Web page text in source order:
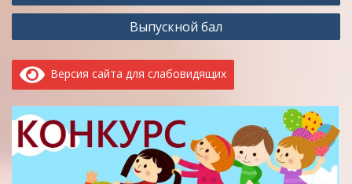
по
Выпускной бал
Версия сайта для слабовидящих